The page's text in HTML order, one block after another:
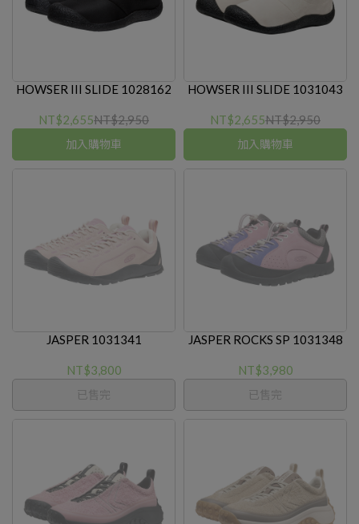
HOWSER III SLIDE 1028162
NT$2,655NT$2,950
加入購物車
HOWSER III SLIDE 1031043
NT$2,655NT$2,950
加入購物車
JASPER 1031341
NT$3,800
已售完
JASPER ROCKS SP 1031348
NT$3,980
已售完